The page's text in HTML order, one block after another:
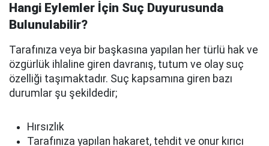
Hangi Eylemler İçin Suç Duyurusunda
Bulunulabilir?
Tarafınıza veya bir başkasına yapılan her türlü hak ve
özgürlük ihlaline giren davranış, tutum ve olay suç
özelliği taşımaktadır. Suç kapsamına giren bazı
durumlar şu şekildedir;
Hırsızlık
Tarafınıza yapılan hakaret, tehdit ve onur kırıcı